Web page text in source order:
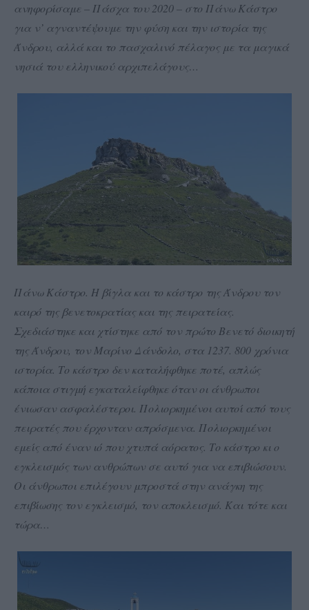
ανηφορίσαμε – Πάσχα του 2020 – στο Πάνω Κάστρο
για ν’ αγναντέψουμε την φύση και την ιστορία της
Άνδρου, αλλά και το πασχαλινό πέλαγος με τα μαγικά
νησιά του ελληνικού αρχιπελάγους…
Πάνω Κάστρο. Η βίγλα και το κάστρο της Άνδρου τον
καιρό της βενετοκρατίας και της πειρατείας.
Σχεδιάστηκε και χτίστηκε από τον πρώτο Βενετό διοικητή
της Άνδρου, τον Μαρίνο Δάνδολο, στα 1237. 800 χρόνια
ιστορία. Το κάστρο δεν καταλήφθηκε ποτέ, απλώς
κάποια στιγμή εγκαταλείφθηκε όταν οι άνθρωποι
ένιωσαν ασφαλέστεροι. Πολιορκημένοι αυτοί από τους
πειρατές που έρχονταν απρόσμενα. Πολιορκημένοι
εμείς από έναν ιό που χτυπά αόρατος. Το κάστρο κι ο
εγκλεισμός των ανθρώπων σε αυτό για να επιβιώσουν.
Οι άνθρωποι επιλέγουν μπροστά στην ανάγκη της
επιβίωσης τον εγκλεισμό, τον αποκλεισμό. Και τότε και
τώρα…